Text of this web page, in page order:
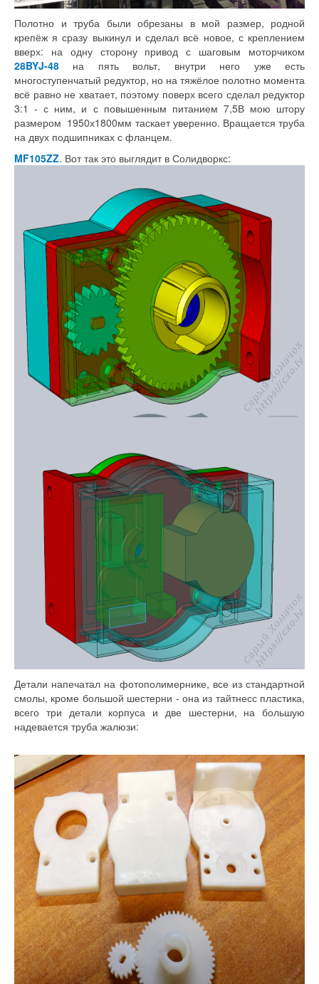
Полотно и труба были обрезаны в мой размер, родной
крепёж я сразу выкинул и сделал всё новое, с креплением
вверх: на одну сторону привод с шаговым моторчиком
28BYJ-48 на пять вольт, внутри него уже есть
многоступенчатый редуктор, но на тяжёлое полотно момента
всё равно не хватает, поэтому поверх всего сделал редуктор
3:1 - с ним, и с повышенным питанием 7,5В мою штору
размером 1950х1800мм таскает уверенно. Вращается труба
на двух подшипниках с фланцем.
MF105ZZ. Вот так это выглядит в Солидворкс:
Детали напечатал на фотополимернике, все из стандартной
смолы, кроме большой шестерни - она из тайтнесс пластика,
всего три детали корпуса и две шестерни, на большую
надевается труба жалюзи: